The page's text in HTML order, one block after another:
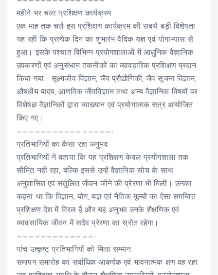
महीने भर चला प्रशिक्षण कार्यक्रम
एक माह तक चले इस प्रशिक्षण कार्यक्रम की सबसे बड़ी विशेषता
यह रही कि प्रत्येक दिन का शुभारंभ वैदिक यज्ञ एवं योगाभ्यास से
हुआ। इसके पश्चात विभिन्न प्रयोगशालाओं में आधुनिक वैज्ञानिक
उपकरणों एवं अनुसंधान तकनीकों का व्यावहारिक प्रशिक्षण प्रदान
किया गया। सूक्ष्मजीव विज्ञान, जैव प्रौद्योगिकी, जैव सूचना विज्ञान,
औषधीय पादप, आणविक जीवविज्ञान तथा अन्य वैज्ञानिक विषयों पर
विशेषज्ञ वैज्ञानिकों द्वारा व्याख्यान एवं प्रयोगात्मक सत्र आयोजित
किए गए।
————————————————-
प्रतिभागियों का कैसा रहा अनुभव
प्रतिभागियों ने बताया कि यह प्रशिक्षण केवल प्रयोगशाला तक
सीमित नहीं रहा, बल्कि इससे उन्हें वैज्ञानिक सोच के साथ
अनुशासित एवं संतुलित जीवन जीने की प्रेरणा भी मिली। उनका
कहना था कि विज्ञान, योग, यज्ञ एवं नैतिक मूल्यों का ऐसा समन्वित
प्रशिक्षण देश में विरल है और यह अनुभव उनके शैक्षणिक एवं
व्यावसायिक जीवन में सदैव प्रेरणा का स्रोत रहेगा।
—————————————-
पांच उत्कृष्ट प्रतिभागियों को मिला सम्मान
समापन समारोह का सर्वाधिक आकर्षक एवं भावनात्मक क्षण वह रहा